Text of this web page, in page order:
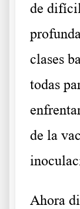
de
clases
todas
de la
Ahora